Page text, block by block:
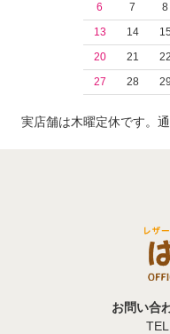
6
7 8
13
14 15
20
21 22
27
28 29
実店舗は木曜定休です。
お問い合